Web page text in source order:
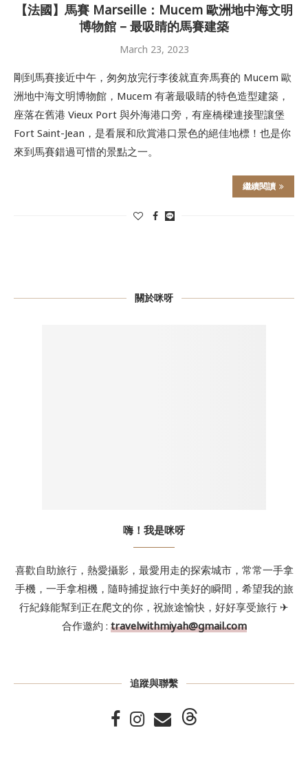
【法國】馬賽 Marseille：Mucem 歐洲地中海文明
博物館 – 最吸睛的馬賽建築
March 23, 2023
剛到馬賽接近中午，匆匆放完行李後就直奔馬賽的 Mucem 歐
洲地中海文明博物館，Mucem 有著最吸睛的特色造型建築，
座落在舊港 Vieux Port 與外海港口旁，有座橋樑連接聖讓堡
Fort Saint-Jean，是看展和欣賞港口景色的絕佳地標！也是你
來到馬賽錯過可惜的景點之一。
繼續閱讀
關於咪呀
嗨！我是咪呀
喜歡自助旅行，熱愛攝影，最愛用走的探索城市，常常一手拿
手機，一手拿相機，隨時捕捉旅行中美好的瞬間，希望我的旅
行紀錄能幫到正在爬文的你，祝旅途愉快，好好享受旅行 ✈
合作邀約 : travelwithmiyah@gmail.com
追蹤與聯繫